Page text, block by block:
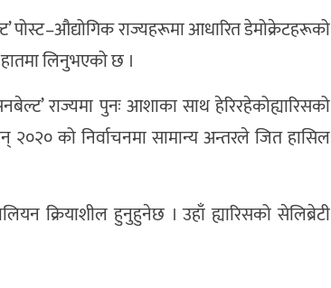
पोस्ट–औद्योगिक राज्यहरूमा आधारित डेमोक्रेटहरूको
लिनुभएको छ ।
राज्यमा पुनः आशाका साथ हेरिरहेकोह्यारिसको
को निर्वाचनमा सामान्य अन्तरले जित हासिल
क्रियाशील हुनुहुनेछ । उहाँ ह्यारिसको सेलिब्रेटी